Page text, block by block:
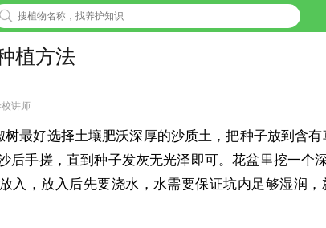
植方法
讲师
树最好选择土壤肥沃深厚的沙质土，把种子放到含有
后手搓，直到种子发灰无光泽即可。花盆里挖一个
入，放入后先要浇水，水需要保证坑内足够湿润，